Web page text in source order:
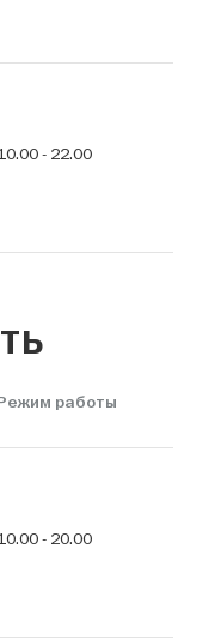
- 22.00
работы
- 20.00